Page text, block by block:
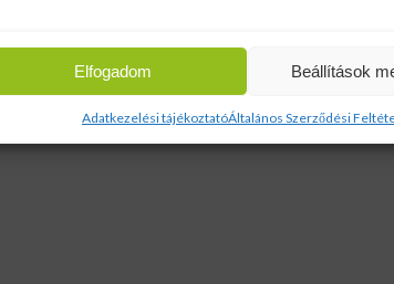
Elfogadom Beállítások
Adatkezelési tájékoztatóÁltalános Szerződési